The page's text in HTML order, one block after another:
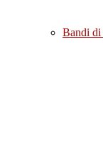
Bandi di